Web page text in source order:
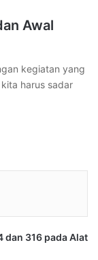
Awal
kegiatan yang
harus sadar
dan 316 pada Alat